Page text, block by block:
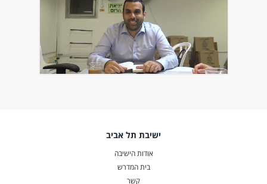
ישיבת תל אביב
אודות הישיבה
בית המדרש
קשר